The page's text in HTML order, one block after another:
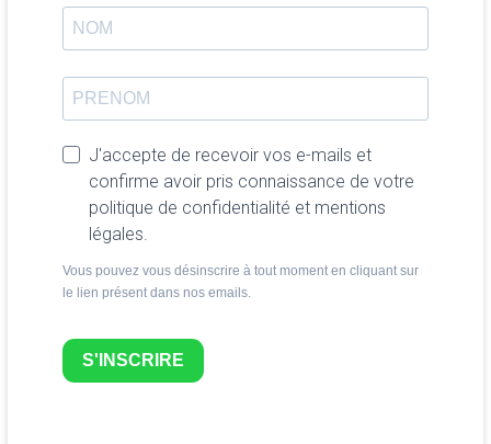
J'accepte de recevoir vos e-mails et
confirme avoir pris connaissance de votre
politique de confidentialité et mentions
légales.
Vous pouvez vous désinscrire à tout moment en cliquant sur
le lien présent dans nos emails.
S'INSCRIRE